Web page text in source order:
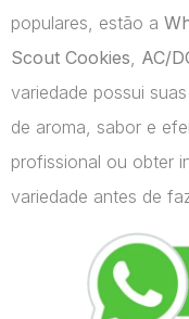
populares, estão a
Scout Cookies AC/
variedade possui
de aroma, sabor e
profissional ou obter
variedade antes de